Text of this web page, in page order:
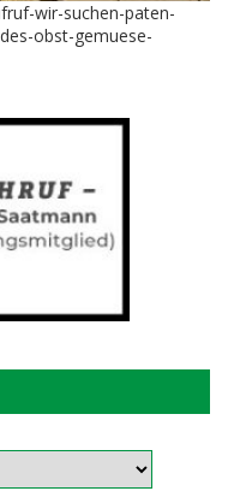
wir-suchen-paten-
obst-gemuese-